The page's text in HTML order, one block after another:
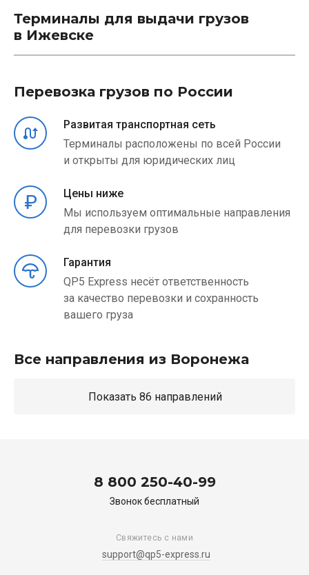
Терминалы для выдачи грузов
в Ижевске
Перевозка грузов по России
Развитая транспортная сеть
Терминалы расположены по всей России
и открыты для юридических лиц
Цены ниже
Мы используем оптимальные направления
для перевозки грузов
Гарантия
QP5 Express несёт ответственность
за качество перевозки и сохранность
вашего груза
Все направления из Воронежа
Показать 86 направлений
8 800 250-40-99
Звонок бесплатный
Свяжитесь с нами
support@qp5-express.ru